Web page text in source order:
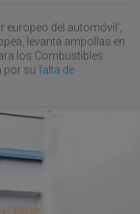
europeo del automóvil’,
levanta ampollas en
los Combustibles
por su falta de